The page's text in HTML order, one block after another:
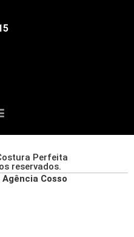
Perfeita
reservados.
Cosso